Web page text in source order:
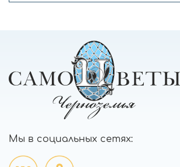
Мы в социальных сетях: